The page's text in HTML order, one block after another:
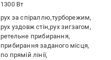
1300 Вт
рух за спіраллю турборежим
рух уздовж стін рух зигзагом
ретельне прибирання
прибирання заданого місця
по прямій лінії